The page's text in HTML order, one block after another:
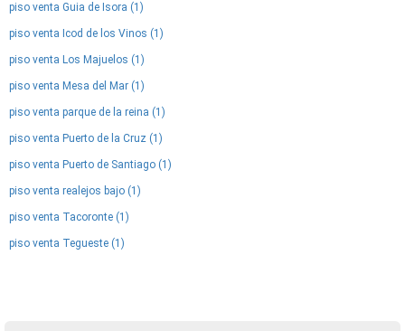
piso venta Guia de Isora (1)
piso venta Icod de los Vinos (1)
piso venta Los Majuelos (1)
piso venta Mesa del Mar (1)
piso venta parque de la reina (1)
piso venta Puerto de la Cruz (1)
piso venta Puerto de Santiago (1)
piso venta realejos bajo (1)
piso venta Tacoronte (1)
piso venta Tegueste (1)